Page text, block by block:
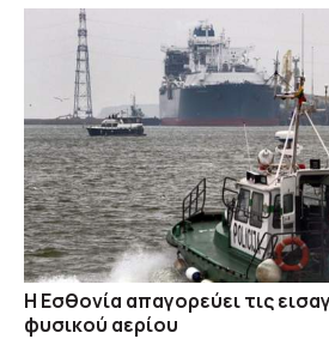
Η Εσθονία απαγορεύει τις
φυσικού αερίου